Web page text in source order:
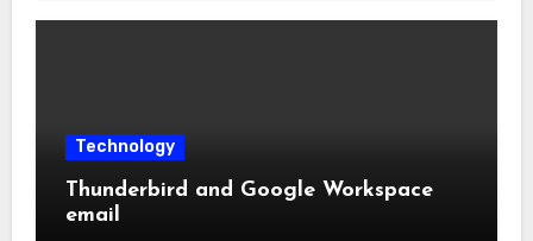
Technology
Thunderbird and Google Workspace
email